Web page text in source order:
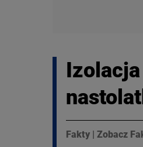
Fakty | Zobacz